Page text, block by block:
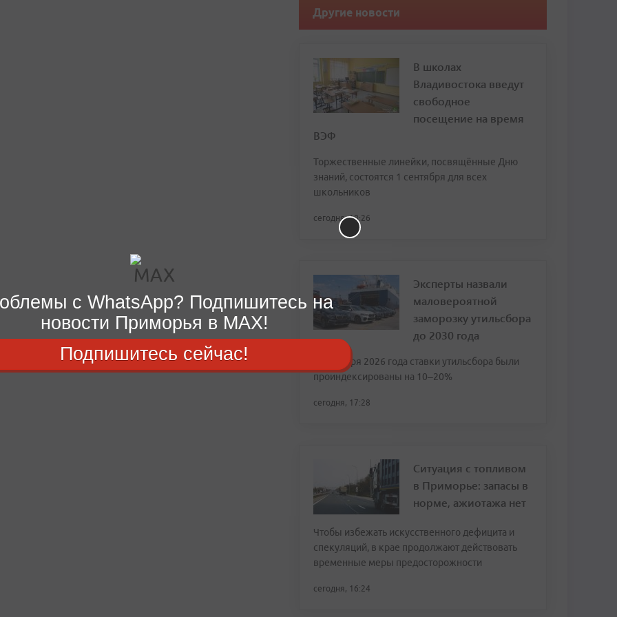
Другие новости
В школах
Владивостока введут
свободное
посещение на время
ВЭФ
Торжественные линейки, посвящённые Дню
знаний, состоятся 1 сентября для всех
школьников
сегодня, 18:26
Эксперты назвали
маловероятной
заморозку утильсбора
до 2030 года
С 1 января 2026 года ставки утильсбора были
проиндексированы на 10–20%
сегодня, 17:28
Ситуация с топливом
в Приморье: запасы в
норме, ажиотажа нет
Чтобы избежать искусственного дефицита и
спекуляций, в крае продолжают действовать
временные меры предосторожности
сегодня, 16:24
с WhatsApp? Подпишитесь на
новости Приморья в MAX!
Подпишитесь сейчас!